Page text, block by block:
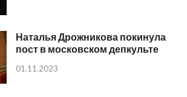
Наталья Дрожникова покинула
пост в московском депкульте
01.11.2023